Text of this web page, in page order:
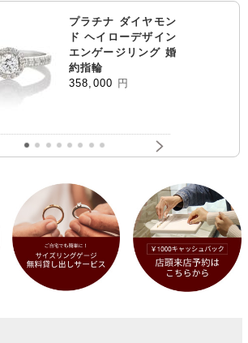
プラチナ ダイヤモン
ド ヘイローデザイン
エンゲージリング 婚
約指輪
358,000 円